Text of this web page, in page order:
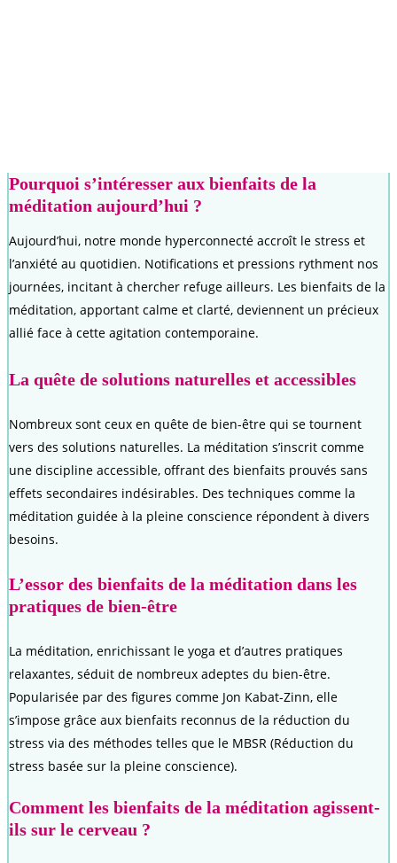
Pourquoi s’intéresser aux bienfaits de la
méditation aujourd’hui ?
Aujourd’hui, notre monde hyperconnecté accroît le stress et
l’anxiété au quotidien. Notifications et pressions rythment nos
journées, incitant à chercher refuge ailleurs. Les bienfaits de la
méditation, apportant calme et clarté, deviennent un précieux
allié face à cette agitation contemporaine.
La quête de solutions naturelles et accessibles
Nombreux sont ceux en quête de bien-être qui se tournent
vers des solutions naturelles. La méditation s’inscrit comme
une discipline accessible, offrant des bienfaits prouvés sans
effets secondaires indésirables. Des techniques comme la
méditation guidée à la pleine conscience répondent à divers
besoins.
L’essor des bienfaits de la méditation dans les
pratiques de bien-être
La méditation, enrichissant le yoga et d’autres pratiques
relaxantes, séduit de nombreux adeptes du bien-être.
Popularisée par des figures comme Jon Kabat-Zinn, elle
s’impose grâce aux bienfaits reconnus de la réduction du
stress via des méthodes telles que le MBSR (Réduction du
stress basée sur la pleine conscience).
Comment les bienfaits de la méditation agissent-
ils sur le cerveau ?